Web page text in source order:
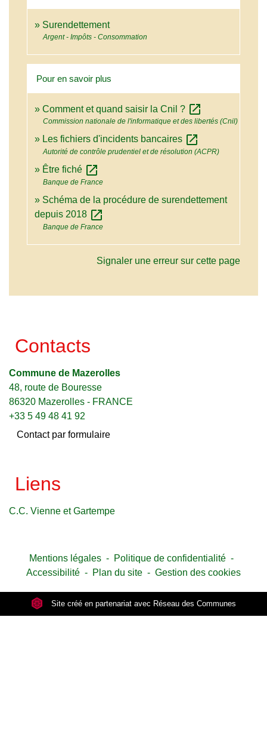
Surendettement
Argent - Impôts - Consommation
Pour en savoir plus
Comment et quand saisir la Cnil ? open_in_new
Commission nationale de l'informatique et des libertés (Cnil)
Les fichiers d'incidents bancaires open_in_new
Autorité de contrôle prudentiel et de résolution (ACPR)
Être fiché open_in_new
Banque de France
Schéma de la procédure de surendettement
depuis 2018 open_in_new
Banque de France
Signaler une erreur sur cette page
Contacts
Commune de Mazerolles
48, route de Bouresse
86320 Mazerolles - FRANCE
+33 5 49 48 41 92
Contact par formulaire
Liens
C.C. Vienne et Gartempe
Mentions légales - Politique de confidentialité -
Accessibilité - Plan du site - Gestion des cookies
Site créé en partenariat avec Réseau des Communes